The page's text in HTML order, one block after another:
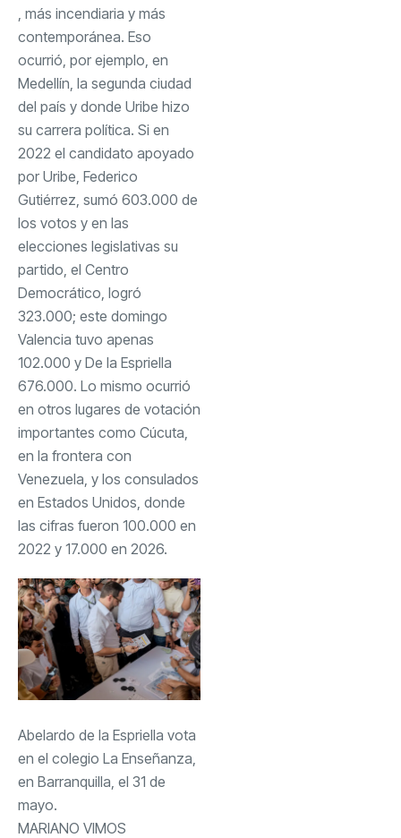
, más incendiaria y más
contemporánea. Eso
ocurrió, por ejemplo, en
Medellín, la segunda ciudad
del país y donde Uribe hizo
su carrera política. Si en
2022 el candidato apoyado
por Uribe, Federico
Gutiérrez, sumó 603.000 de
los votos y en las
elecciones legislativas su
partido, el Centro
Democrático, logró
323.000; este domingo
Valencia tuvo apenas
102.000 y De la Espriella
676.000. Lo mismo ocurrió
en otros lugares de votación
importantes como Cúcuta,
en la frontera con
Venezuela, y los consulados
en Estados Unidos, donde
las cifras fueron 100.000 en
2022 y 17.000 en 2026.
Abelardo de la Espriella vota
en el colegio La Enseñanza,
en Barranquilla, el 31 de
mayo.
MARIANO VIMOS